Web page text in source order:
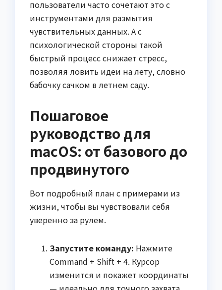
пользователи часто сочетают это с
инструментами для размытия
чувствительных данных. А с
психологической стороны такой
быстрый процесс снижает стресс,
позволяя ловить идеи на лету, словно
бабочку сачком в летнем саду.
Пошаговое
руководство для
macOS: от базового до
продвинутого
Вот подробный план с примерами из
жизни, чтобы вы чувствовали себя
уверенно за рулем.
Запустите команду: Нажмите
Command + Shift + 4. Курсор
изменится и покажет координаты